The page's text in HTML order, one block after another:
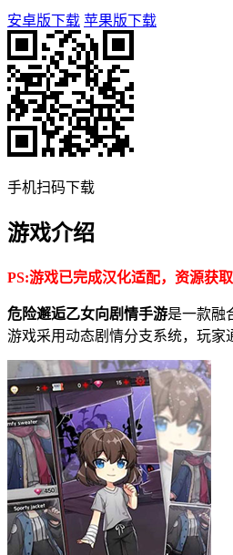
安卓版下载 苹果版下载
手机扫码下载
游戏介绍
PS:游戏已完成汉化适配，资源获
危险邂逅乙女向剧情手游是一款融
游戏采用动态剧情分支系统，玩家